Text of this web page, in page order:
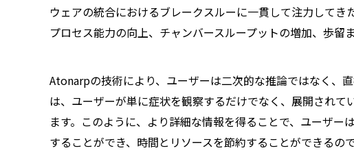
ウェアの統合におけるブレークスルーに一貫して注力してき
プロセス能力の向上、チャンバースループットの増加、歩留
Atonarpの技術により、ユーザーは二次的な推論ではなく、
は、ユーザーが単に症状を観察するだけでなく、展開され
ます。このように、より詳細な情報を得ることで、ユーザ
することができ、時間とリソースを節約することができるので